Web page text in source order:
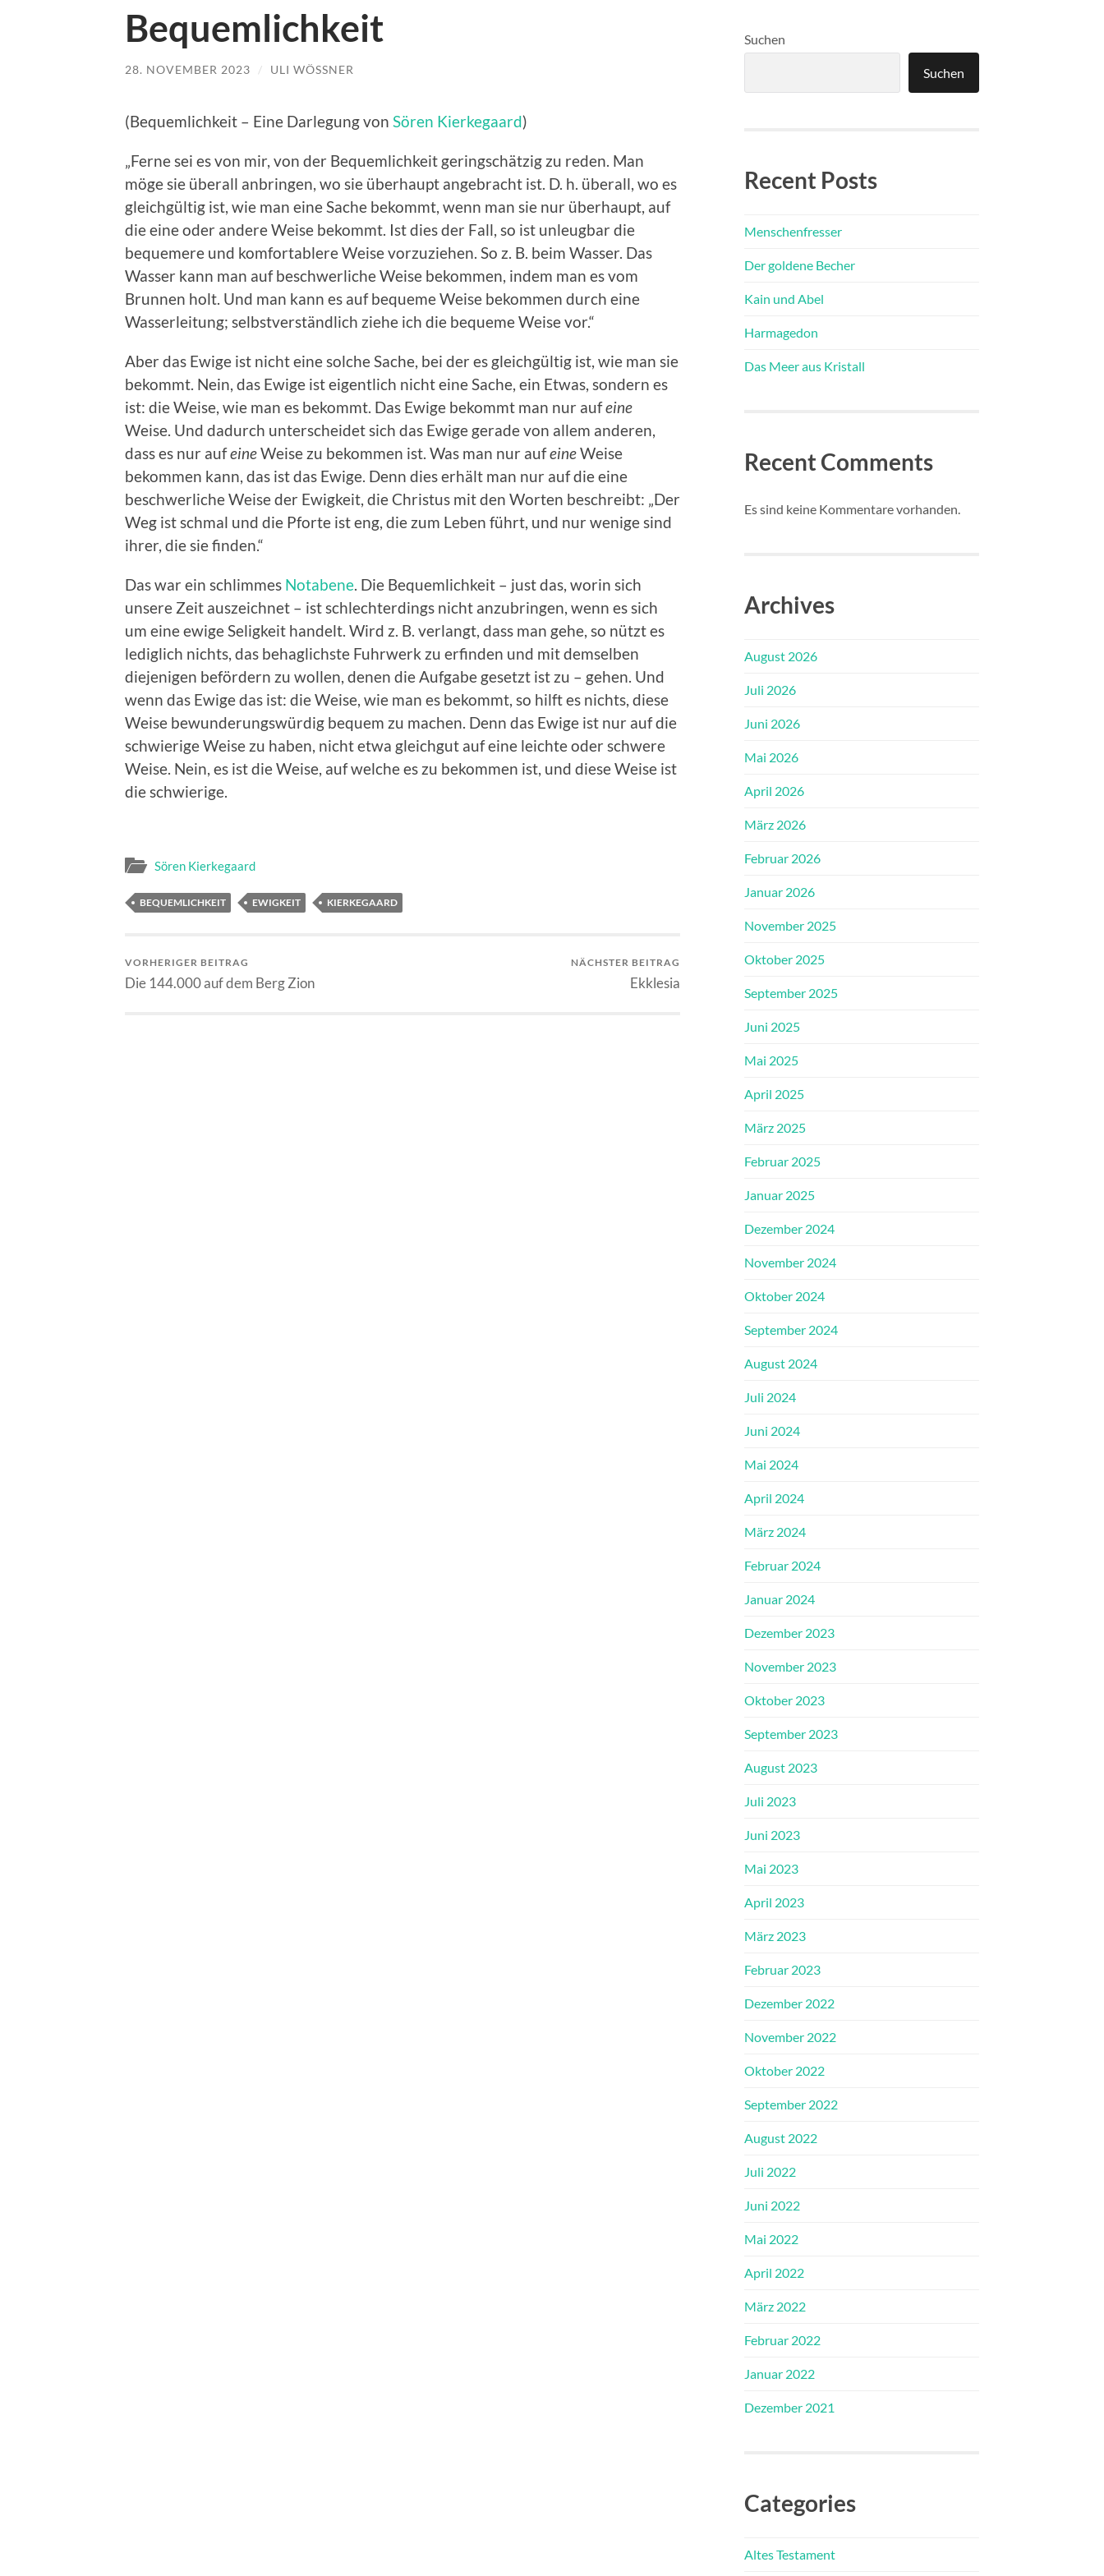
Bequemlichkeit
28. NOVEMBER 2023 / ULI WÖSSNER
(Bequemlichkeit – Eine Darlegung von Sören Kierkegaard)
„Ferne sei es von mir, von der Bequemlichkeit geringschätzig zu reden. Man
möge sie überall anbringen, wo sie überhaupt angebracht ist. D. h. überall, wo es
gleichgültig ist, wie man eine Sache bekommt, wenn man sie nur überhaupt, auf
die eine oder andere Weise bekommt. Ist dies der Fall, so ist unleugbar die
bequemere und komfortablere Weise vorzuziehen. So z. B. beim Wasser. Das
Wasser kann man auf beschwerliche Weise bekommen, indem man es vom
Brunnen holt. Und man kann es auf bequeme Weise bekommen durch eine
Wasserleitung; selbstverständlich ziehe ich die bequeme Weise vor.“
Aber das Ewige ist nicht eine solche Sache, bei der es gleichgültig ist, wie man sie
bekommt. Nein, das Ewige ist eigentlich nicht eine Sache, ein Etwas, sondern es
ist: die Weise, wie man es bekommt. Das Ewige bekommt man nur aufeine
Weise. Und dadurch unterscheidet sich das Ewige gerade von allem anderen,
dass es nur aufeineWeise zu bekommen ist. Was man nur aufeineWeise
bekommen kann, das ist das Ewige. Denn dies erhält man nur auf die eine
beschwerliche Weise der Ewigkeit, die Christus mit den Worten beschreibt: „Der
Weg ist schmal und die Pforte ist eng, die zum Leben führt, und nur wenige sind
ihrer, die sie finden.“
Das war ein schlimmes Notabene . Die Bequemlichkeit – just das, worin sich
unsere Zeit auszeichnet – ist schlechterdings nicht anzubringen, wenn es sich
um eine ewige Seligkeit handelt. Wird z. B. verlangt, dass man gehe, so nützt es
lediglich nichts, das behaglichste Fuhrwerk zu erfinden und mit demselben
diejenigen befördern zu wollen, denen die Aufgabe gesetzt ist zu – gehen. Und
wenn das Ewige das ist: die Weise, wie man es bekommt, so hilft es nichts, diese
Weise bewunderungswürdig bequem zu machen. Denn das Ewige ist nur auf die
schwierige Weise zu haben, nicht etwa gleichgut auf eine leichte oder schwere
Weise. Nein, es ist die Weise, auf welche es zu bekommen ist, und diese Weise ist
die schwierige.
Sören Kierkegaard
BEQUEMLICHKEIT EWIGKEIT KIERKEGAARD
VORHERIGER BEITRAG
Die 144.000 auf dem Berg Zion
NÄCHSTER BEITRAG
Ekklesia
Suchen
Suchen
Recent Posts
Menschenfresser
Der goldene Becher
Kain und Abel
Harmagedon
Das Meer aus Kristall
Recent Comments
Es sind keine Kommentare vorhanden.
Archives
August 2026
Juli 2026
Juni 2026
Mai 2026
April 2026
März 2026
Februar 2026
Januar 2026
November 2025
Oktober 2025
September 2025
Juni 2025
Mai 2025
April 2025
März 2025
Februar 2025
Januar 2025
Dezember 2024
November 2024
Oktober 2024
September 2024
August 2024
Juli 2024
Juni 2024
Mai 2024
April 2024
März 2024
Februar 2024
Januar 2024
Dezember 2023
November 2023
Oktober 2023
September 2023
August 2023
Juli 2023
Juni 2023
Mai 2023
April 2023
März 2023
Februar 2023
Dezember 2022
November 2022
Oktober 2022
September 2022
August 2022
Juli 2022
Juni 2022
Mai 2022
April 2022
März 2022
Februar 2022
Januar 2022
Dezember 2021
Categories
Altes Testament